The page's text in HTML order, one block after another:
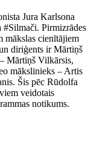
Jura Karlsona
Pirmizrādes
mākslas cienītājiem
diriģents ir Mārtiņš
Mārtiņš Vilkārsis,
mākslinieks – Artis
Šis pēc Rūdolfa
veidotais
notikums.